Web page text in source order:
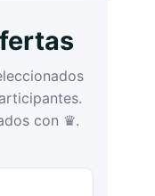
con ♛.